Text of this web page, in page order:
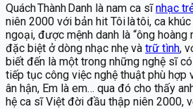
Quách Thành Danh là nam ca sĩnhạc
niên 2000 với bản hit Tôi là tôi, ca
ngoại, được mệnh danh là “ông
đặc biệt ở dòng nhạc nhẹ và trữ tình,
biết đến là một trong những nghệ sĩ
tiếp tục công việc nghệ thuật phù hợp
ân hận, Em là em… qua đó cho thấy
hệ ca sĩ Việt đời đầu thập niên 2000,